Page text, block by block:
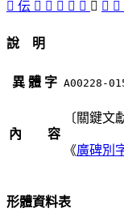
󰏔 伝 󰏝 󰏠 󰏙 󵬘 󰏜 󰏕 󰍲 󱻂
說 明
異 體 字 A00228-
內 容
〔關鍵文
《廣碑別
形體資料表